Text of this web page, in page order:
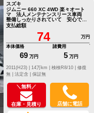
スズキ
ジムニー 660 XC 4WD 楽々オート
マ 法人メンテナンスリース車両
整備しっかりされていて 安心です
10月車検受けました
支払総額
74
万円
本体価格
69 万円
諸費用
5 万円
修復
無 | 法定含 | 保証無
＼無料／
在庫・見積り 店舗に電話